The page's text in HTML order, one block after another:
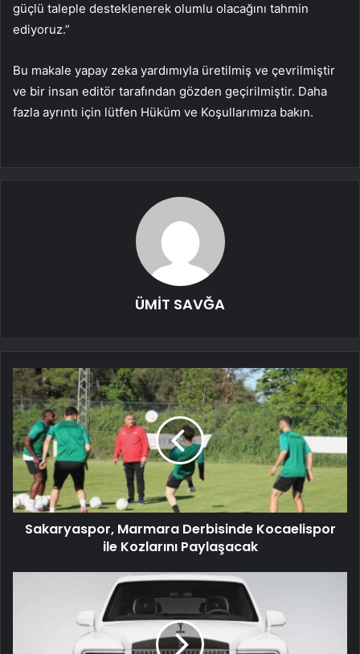
güçlü taleple desteklenerek olumlu olacağını tahmin
ediyoruz.”
Bu makale yapay zeka yardımıyla üretilmiş ve çevrilmiştir
ve bir insan editör tarafından gözden geçirilmiştir. Daha
fazla ayrıntı için lütfen Hüküm ve Koşullarımıza bakın.
ÜMİT SAVĞA
Sakaryaspor, Marmara Derbisinde Kocaelispor
ile Kozlarını Paylaşacak